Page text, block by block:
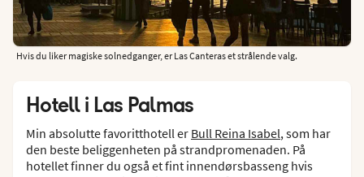
Hvis du liker magiske solnedganger, er Las Canteras et strålende valg.
Hotell i Las Palmas
Min absolutte favoritthotell er Bull Reina Isabel, som har
den beste beliggenheten på strandpromenaden. På
hotellet finner du også et fint innendørsbasseng hvis